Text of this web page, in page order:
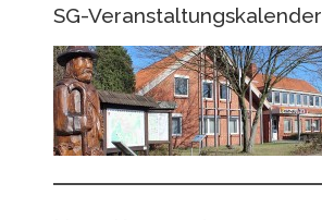
SG-Veranstaltungskalender